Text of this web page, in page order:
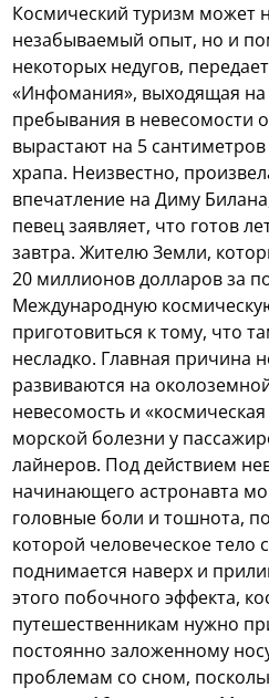
Космический туризм может
незабываемый опыт, но и
некоторых недугов,
«Инфомания», выходящая на
пребывания в невесомости
вырастают на 5
храпа. Неизвестно,
впечатление на Диму
певец заявляет, что готов
завтра. Жителю Земли,
20 миллионов долларов за
Международную
приготовиться к тому, что
несладко. Главная причина
развиваются на
невесомость и
морской болезни у
лайнеров. Под действием
начинающего астронавта
головные боли и тошнота,
которой человеческое тело
поднимается наверх и
этого побочного эффекта,
путешественникам нужно
постоянно заложенному
проблемам со сном,